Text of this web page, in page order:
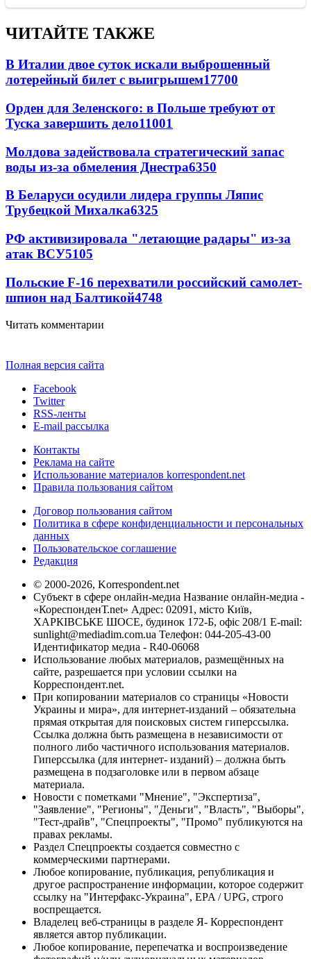
ЧИТАЙТЕ ТАКЖЕ
В Италии двое суток искали выброшенный
лотерейный билет с выигрышем17700
Орден для Зеленского: в Польше требуют от
Туска завершить дело11001
Молдова задействовала стратегический запас
воды из-за обмеления Днестра6350
В Беларуси осудили лидера группы Ляпис
Трубецкой Михалка6325
РФ активизировала "летающие радары" из-за
атак ВСУ5105
Польские F-16 перехватили российский самолет-
шпион над Балтикой4748
Читать комментарии
Полная версия сайта
Facebook
Twitter
RSS-ленты
E-mail рассылка
Контакты
Реклама на сайте
Использование материалов korrespondent.net
Правила пользования сайтом
Договор пользования сайтом
Политика в сфере конфиденциальности и персональных
данных
Пользовательское соглашение
Редакция
© 2000-2026, Korrespondent.net
Субъект в сфере онлайн-медиа Название онлайн-медиа -
«КореспонденТ.net» Адрес: 02091, місто Київ,
ХАРКІВСЬКЕ ШОСЕ, будинок 172-Б, офіс 208/1 E-mail:
sunlight@mediadim.com.ua Телефон: 044-205-43-00
Идентификатор медиа - R40-06068
Использование любых материалов, размещённых на
сайте, разрешается при условии ссылки на
Корреспондент.net.
При копировании материалов со страницы «Новости
Украины и мира», для интернет-изданий – обязательна
прямая открытая для поисковых систем гиперссылка.
Ссылка должна быть размещена в независимости от
полного либо частичного использования материалов.
Гиперссылка (для интернет- изданий) – должна быть
размещена в подзаголовке или в первом абзаце
материала.
Новости с пометками "Мнение", "Экспертиза",
"Заявление", "Регионы", "Деньги", "Власть", "Выборы",
"Тест-драйв", "Спецпроекты", "Промо" публикуются на
правах рекламы.
Раздел Спецпроекты создается совместно с
коммерческими партнерами.
Любое копирование, публикация, републикация и
другое распространение информации, которое содержит
ссылку на "Интерфакс-Украина", EPA / UPG, строго
воспрещается.
Владелец веб-страницы в разделе Я- Корреспондент
является автор публикации.
Любое копирование, перепечатка и воспроизведение